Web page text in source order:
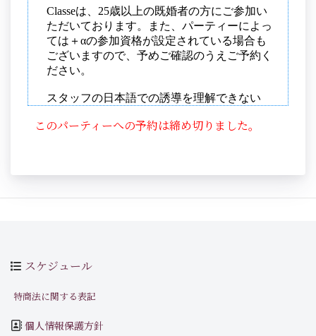
このパーティーへの予約は締め切りました。
スケジュール
特商法に関する表記
個人情報保護方針